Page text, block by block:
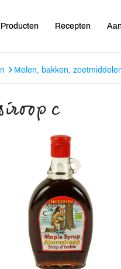
Producten Recepten
Melen, bakken,
c